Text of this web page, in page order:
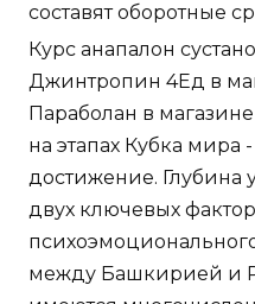
составят оборотные
Курс анапалон
Джинтропин 4Ед в
Параболан в
на этапах Кубка мира
достижение. Глубина
двух ключевых
между Башкирией и